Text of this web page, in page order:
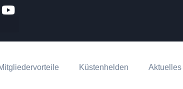
Küstenhelden Aktuelles